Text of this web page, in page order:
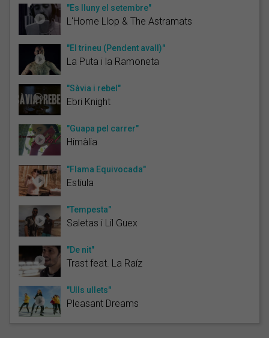
"És lluny el setembre"
L'Home Llop & The Astramats
"El trineu (Pendent avall)"
La Puta i la Ramoneta
"Sàvia i rebel"
Ebri Knight
"Guapa pel carrer"
Himàlia
"Flama Equivocada"
Estiula
"Tempesta"
Saletas i Lil Guex
"De nit"
Trast feat. La Raíz
"Ulls ullets"
Pleasant Dreams